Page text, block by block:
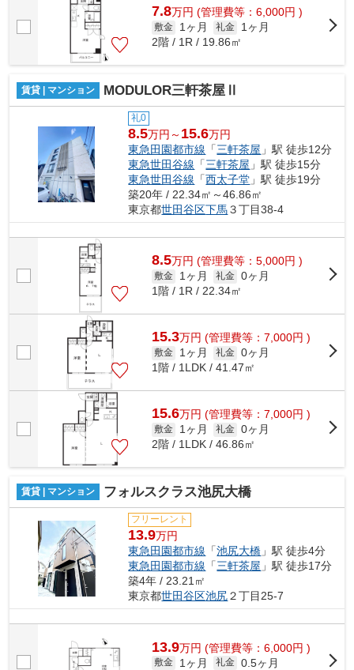
7.8万円 (管理費等：6,000円 )
敷金 1ヶ月 礼金
1ヶ月
2階 / 1R / 19.86㎡
賃貸 | マンション MODULOR三軒茶屋Ⅱ
礼0
8.5万円～ 15.6万円
東急田園都市線 「三軒茶屋 」駅 徒歩12分
東急世田谷線 「三軒茶屋 」駅 徒歩15分
東急世田谷線 「西太子堂 」駅 徒歩19分
築20年 / 22.34㎡～46.86㎡
東京都世田谷区下馬３丁目38-4
8.5万円 (管理費等：5,000円 )
敷金 1ヶ月 礼金 0ヶ月
1階 / 1R / 22.34㎡
15.3万円 (管理費等：7,000円 )
敷金 1ヶ月 礼金 0ヶ月
1階 / 1LDK / 41.47㎡
15.6万円 (管理費等：7,000円 )
敷金 1ヶ月 礼金 0ヶ月
2階 / 1LDK / 46.86㎡
賃貸 | マンション フォルスクラス池尻大橋
フリーレント
13.9万円
東急田園都市線 「池尻大橋 」駅 徒歩4分
東急田園都市線 「三軒茶屋 」駅 徒歩17分
築4年 / 23.21㎡
東京都世田谷区池尻２丁目25-7
13.9万円 (管理費等：6,000円 )
敷金 1ヶ月 礼金 0.5ヶ月